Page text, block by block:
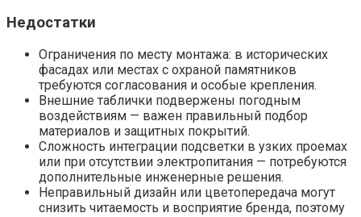
Недостатки
Ограничения по месту монтажа: в исторических
фасадах или местах с охраной памятников
требуются согласования и особые крепления.
Внешние таблички подвержены погодным
воздействиям — важен правильный подбор
материалов и защитных покрытий.
Сложность интеграции подсветки в узких проемах
или при отсутствии электропитания — потребуются
дополнительные инженерные решения.
Неправильный дизайн или цветопередача могут
снизить читаемость и восприятие бренда, поэтому